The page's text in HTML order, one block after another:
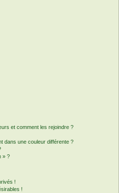
et comment les rejoindre ?
dans une couleur différente ?
» ?
!
!